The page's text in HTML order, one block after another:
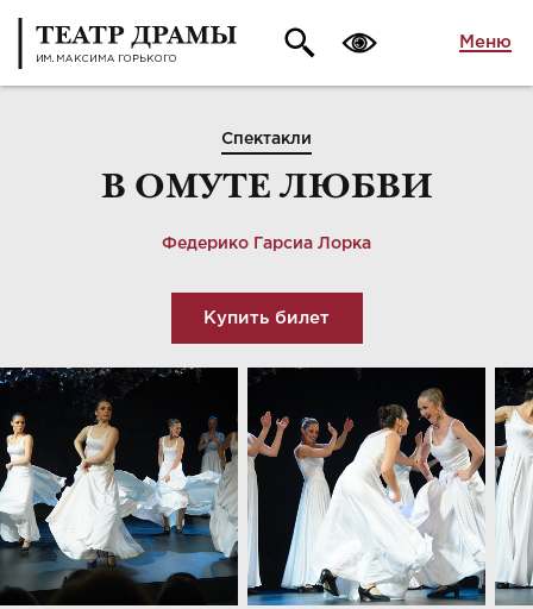
Меню
Спектакли
В ОМУТЕ ЛЮБВИ
Федерико Гарсиа Лорка
Купить билет